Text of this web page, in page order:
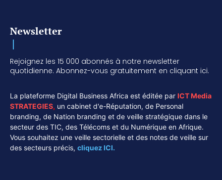
Newsletter
Rejoignez les 15 000 abonnés à notre newsletter
quotidienne. Abonnez-vous gratuitement en cliquant ici.
La plateforme Digital Business Africa est éditée par ICT Media
STRATEGIES, un cabinet d'e-Réputation, de Personal
branding, de Nation branding et de veille stratégique dans le
secteur des TIC, des Télécoms et du Numérique en Afrique.
Vous souhaitez une veille sectorielle et des notes de veille sur
des secteurs précis, cliquez ICI.